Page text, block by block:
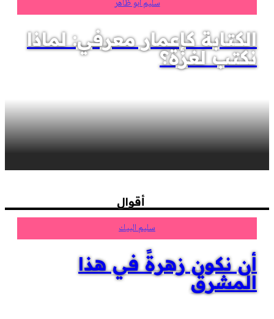
سليم أبو ظاهر
الكتابة كإعمار معرفي: لماذا
نكتب لغزة؟
أقوال
سليم البيك
أن نكون زهرةً في هذا
المشرق